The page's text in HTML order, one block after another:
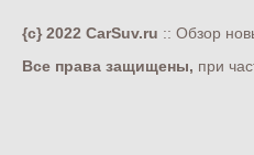
{c} 2022 CarSuv.ru :: Обзор
Все права защищены, при